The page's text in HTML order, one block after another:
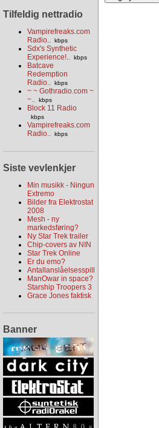
Tilfeldig nettradio
Vampirefreaks.com
Radio.. kbps
Sdx's Synthetic
Experience!.. kbps
Batcave
Redemption
Radio.. kbps
~ ~ Gothradio.com ~
~.. kbps
Block 11 Radio
kbps
Vampirefreaks.com
Radio.. kbps
Siste vevlenkjer
Min musikk - Ningun
Extremo
Bilder fra Elektrostat
2008
Mesh - ny
markedsføring?
Ny Star Trek trailer
Chip-covers av NIN
Star Trek Online
Er du emo?
Antallanslåelsesspill
ManOwar in space?
Starship Troopers 3
Grace Jones faktisk
Banner